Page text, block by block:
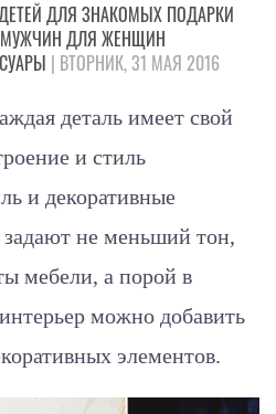
ДЛЯ ЗНАКОМЫХ ПОДАРКИ
ДЛЯ ЖЕНЩИН
| ВТОРНИК, 31 МАЯ 2016
деталь имеет свой
и стиль
и декоративные
не меньший тон,
мебели, а порой в
можно добавить
элементов.